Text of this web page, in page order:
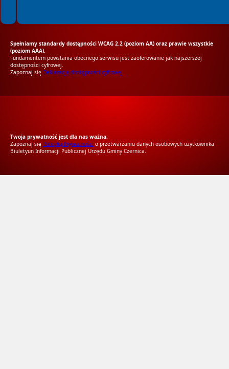
Spełniamy standardy dostępności WCAG 2.2 (poziom AA) oraz prawie wszystkie
(poziom AAA).
Fundamentem powstania obecnego serwisu jest zaoferowanie jak najszerszej
dostępności cyfrowej.
Zapoznaj się Deklaracją dostępności cyfrowej.
Twoja prywatność jest dla nas ważna.
Zapoznaj się Polityką Prywatności o przetwarzaniu danych osobowych użytkownika
Biuletyun Informacji Publicznej Urzędu Gminy Czernica.